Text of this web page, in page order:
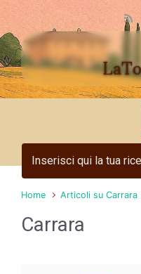
Skip to main content
Home Articoli su Carrara
Carrara